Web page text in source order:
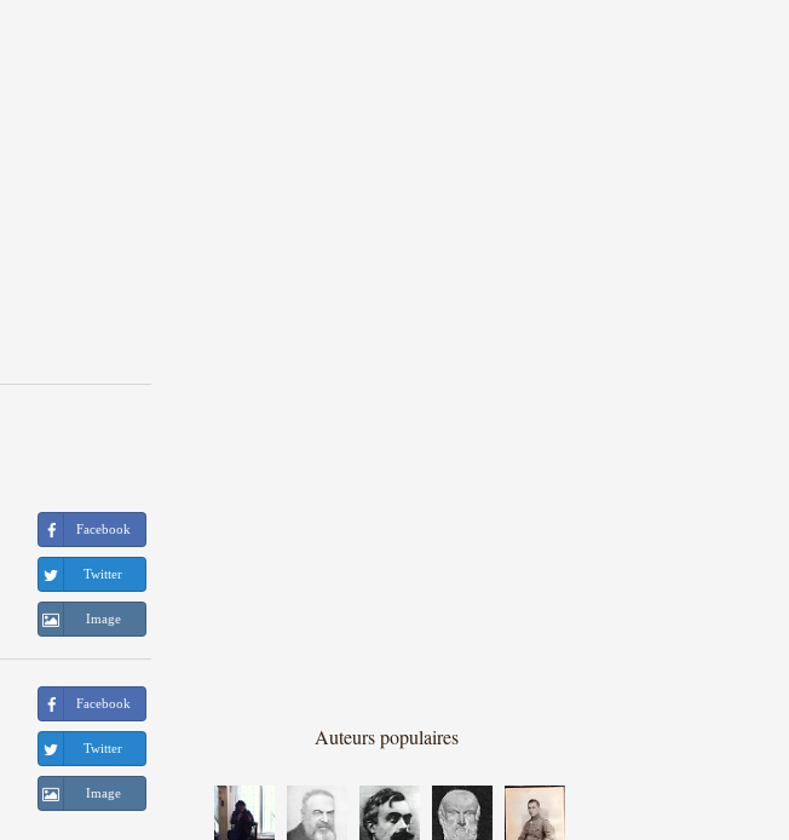
Facebook
Twitter
Image
Facebook
Twitter
Image
Auteurs populaires